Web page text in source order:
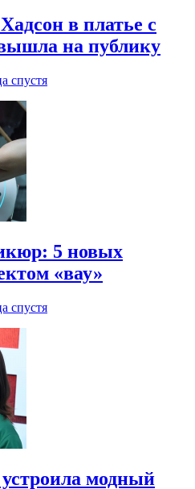
в платье с
на публику
спустя
5 новых
«вау»
спустя
модный